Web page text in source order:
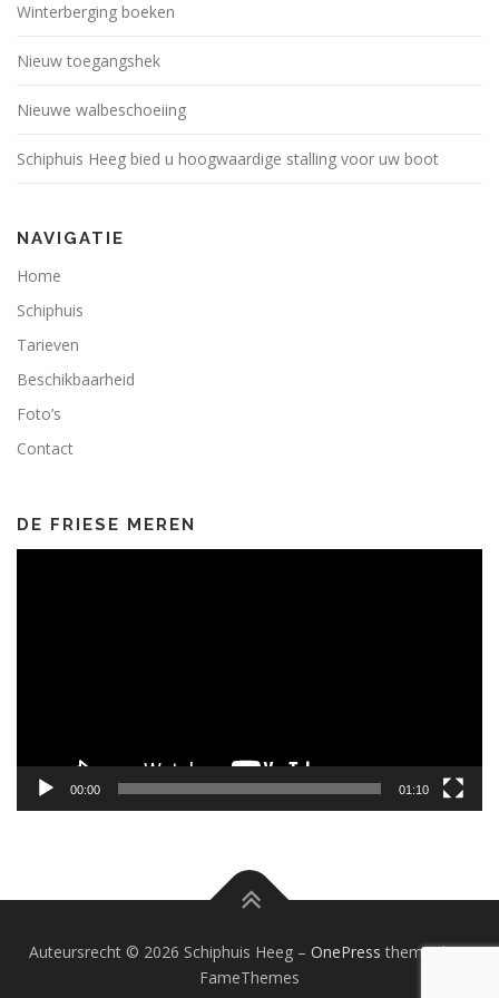
Winterberging boeken
Nieuw toegangshek
Nieuwe walbeschoeiing
Schiphuis Heeg bied u hoogwaardige stalling voor uw boot
NAVIGATIE
Home
Schiphuis
Tarieven
Beschikbaarheid
Foto’s
Contact
DE FRIESE MEREN
00:00 01:10
Auteursrecht © 2026 Schiphuis Heeg – OnePress thema door
FameThemes